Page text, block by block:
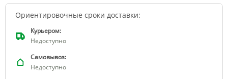
Ориентировочные сроки доставки:
Курьером:
Недоступно
Самовывоз:
Недоступно